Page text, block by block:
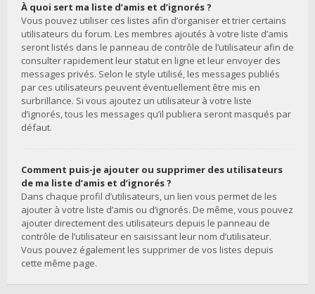
À quoi sert ma liste d’amis et d’ignorés ?
Vous pouvez utiliser ces listes afin d’organiser et trier certains
utilisateurs du forum. Les membres ajoutés à votre liste d’amis
seront listés dans le panneau de contrôle de l’utilisateur afin de
consulter rapidement leur statut en ligne et leur envoyer des
messages privés. Selon le style utilisé, les messages publiés
par ces utilisateurs peuvent éventuellement être mis en
surbrillance. Si vous ajoutez un utilisateur à votre liste
d’ignorés, tous les messages qu’il publiera seront masqués par
défaut.
Comment puis-je ajouter ou supprimer des utilisateurs
de ma liste d’amis et d’ignorés ?
Dans chaque profil d’utilisateurs, un lien vous permet de les
ajouter à votre liste d’amis ou d’ignorés. De même, vous pouvez
ajouter directement des utilisateurs depuis le panneau de
contrôle de l’utilisateur en saisissant leur nom d’utilisateur.
Vous pouvez également les supprimer de vos listes depuis
cette même page.